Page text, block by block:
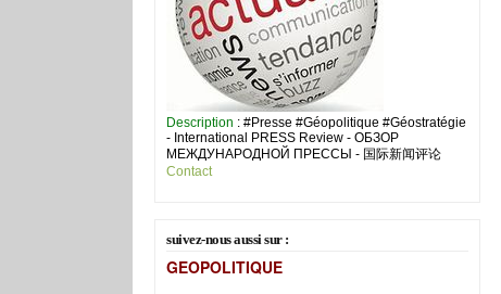
Description : #Presse #Géopolitique #Géostratégie
- International PRESS Review - ОБЗОР
МЕЖДУНАРОДНОЙ ПРЕССЫ - 国际新闻评论
Contact
suivez-nous aussi sur :
GEOPOLITIQUE